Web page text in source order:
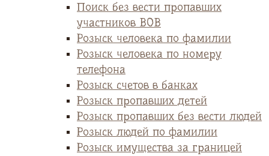
Поиск без вести пропавших
участников ВОВ
Розыск человека по фамилии
Розыск человека по номеру
телефона
Розыск счетов в банках
Розыск пропавших детей
Розыск пропавших без вести людей
Розыск людей по фамилии
Розыск имущества за границей